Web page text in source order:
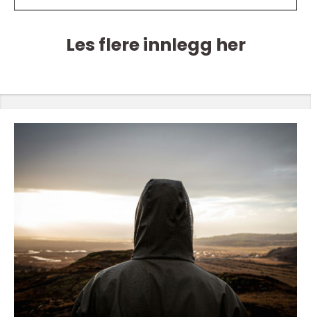
Les flere innlegg her